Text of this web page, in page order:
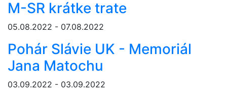
M-SR krátke trate
05.08.2022 - 07.08.2022
Pohár Slávie UK - Memoriál
Jana Matochu
03.09.2022 - 03.09.2022